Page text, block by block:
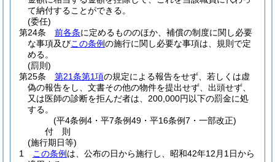
て納付することができる。
(委任)
第24条
前各条に定めるもののほか、補償の制度に関し必要
な事項及びこの条例の施行に関し必要な事項は、規則で定
める。
(罰則)
第25条
第21条第1項の規定による報告をせず、若しくは虚
偽の報告をし、文書その他の物件を提出せず、出頭せず、
又は医師の診断を拒んだ者は、200,000円以下の罰金に処
する。
(平4条例4・平7条例49・平16条例7・一部改正)
付 則
(施行期日等)
1
この条例 は、公布の日から施行し、昭和42年12月1日から